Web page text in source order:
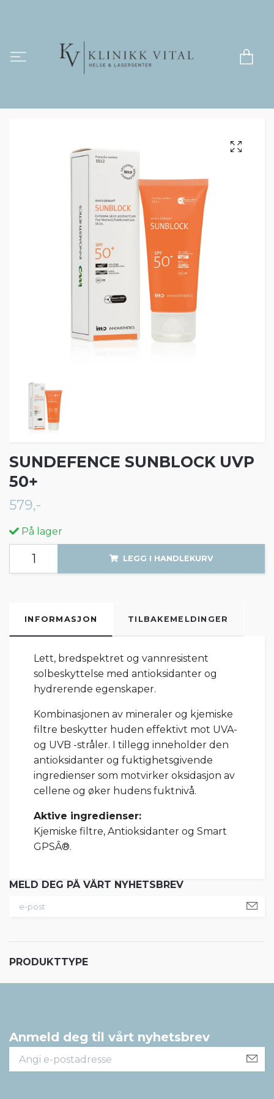
MELD DEG PÅ VÅRT NYHETSBREV
PRODUKTTYPE
SUNDEFENCE SUNBLOCK UVP
50+
579,-
På lager
LEGG I HANDLEKURV
INFORMASJON TILBAKEMELDINGER
Lett, bredspektret og vannresistent
solbeskyttelse med antioksidanter og
hydrerende egenskaper.
Kombinasjonen av mineraler og kjemiske
filtre beskytter huden effektivt mot UVA-
og UVB -stråler. I tillegg inneholder den
antioksidanter og fuktighetsgivende
ingredienser som motvirker oksidasjon av
cellene og øker hudens fuktnivå.
Aktive ingredienser:
Kjemiske filtre, Antioksidanter og Smart
GPSÂ®.
Anmeld deg til vårt nyhetsbrev